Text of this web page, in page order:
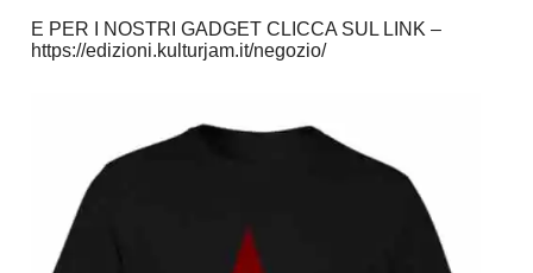
E PER I NOSTRI GADGET CLICCA SUL LINK –
https://edizioni.kulturjam.it/negozio/